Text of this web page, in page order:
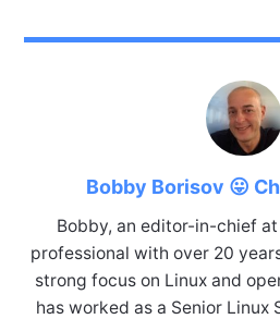
Bobby Borisov 😛
Bobby, an editor-in-chief
professional with over 20
strong focus on Linux and
has worked as a Senior Linux